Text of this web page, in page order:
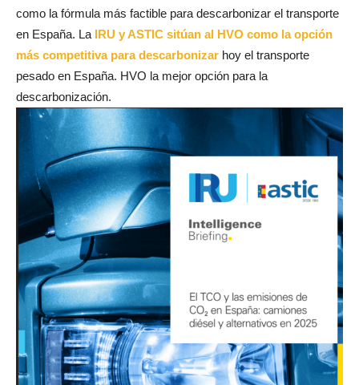
como la fórmula más factible para descarbonizar el transporte
en España. La IRU y ASTIC sitúan al HVO como la opción
más competitiva para descarbonizar hoy el transporte
pesado en España. HVO la mejor opción para la
descarbonización.